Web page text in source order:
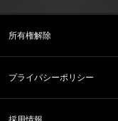
所有権解除
プライバシーポリシー